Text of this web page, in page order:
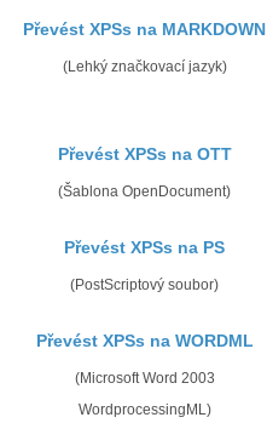
Převést XPSs na MARKDOWN
(Lehký značkovací jazyk)
Převést XPSs na OTT
(Šablona OpenDocument)
Převést XPSs na PS
(PostScriptový soubor)
Převést XPSs na WORDML
(Microsoft Word 2003
WordprocessingML)